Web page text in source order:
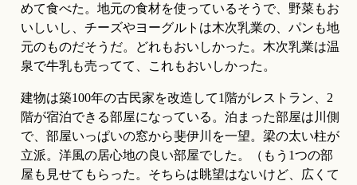
めて食べた。地元の食材を使っているそうで、野菜もお
いしいし、チーズやヨーグルトは木次乳業の、パンも地
元のものだそうだ。どれもおいしかった。木次乳業は温
泉で牛乳も売ってて、これもおいしかった。
建物は築100年の古民家を改造して1階がレストラン、2
階が宿泊できる部屋になっている。泊まった部屋は川側
で、部屋いっぱいの窓から斐伊川を一望。梁の太い柱が
立派。洋風の居心地の良い部屋でした。（もう1つの部
屋も見せてもらった。そちらは眺望はないけど、広くて